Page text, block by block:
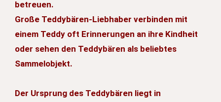
betreuen.
Große Teddybären-Liebhaber verbinden mit
einem Teddy oft Erinnerungen an ihre Kindheit
oder sehen den Teddybären als beliebtes
Sammelobjekt.
Der Ursprung des Teddybären liegt in